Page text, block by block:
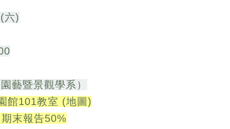
六)
藝暨景觀學系）
館101教室 (地圖)
末報告50%